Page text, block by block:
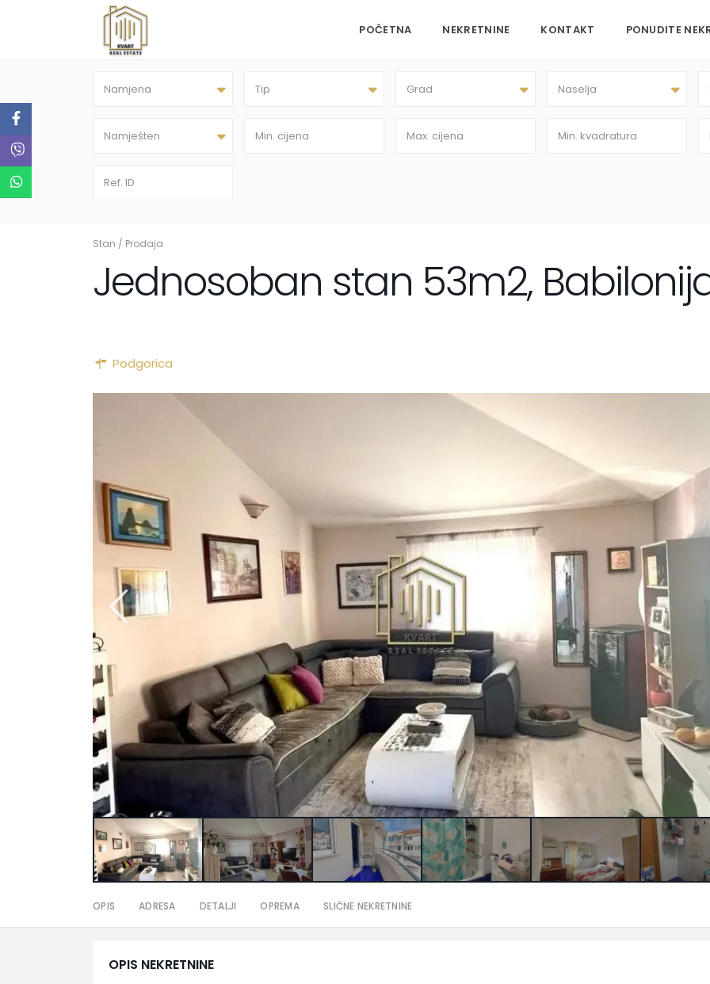
POČETNA NEKRETNINE KONTAKT PONUDITE
Namjena Tip Grad Naselja
Namješten
Stan / Prodaja
Jednosoban stan 53m2,
Podgorica
OPIS ADRESA DETALJI OPREMA SLIČNE NEKRETNINE
OPIS NEKRETNINE